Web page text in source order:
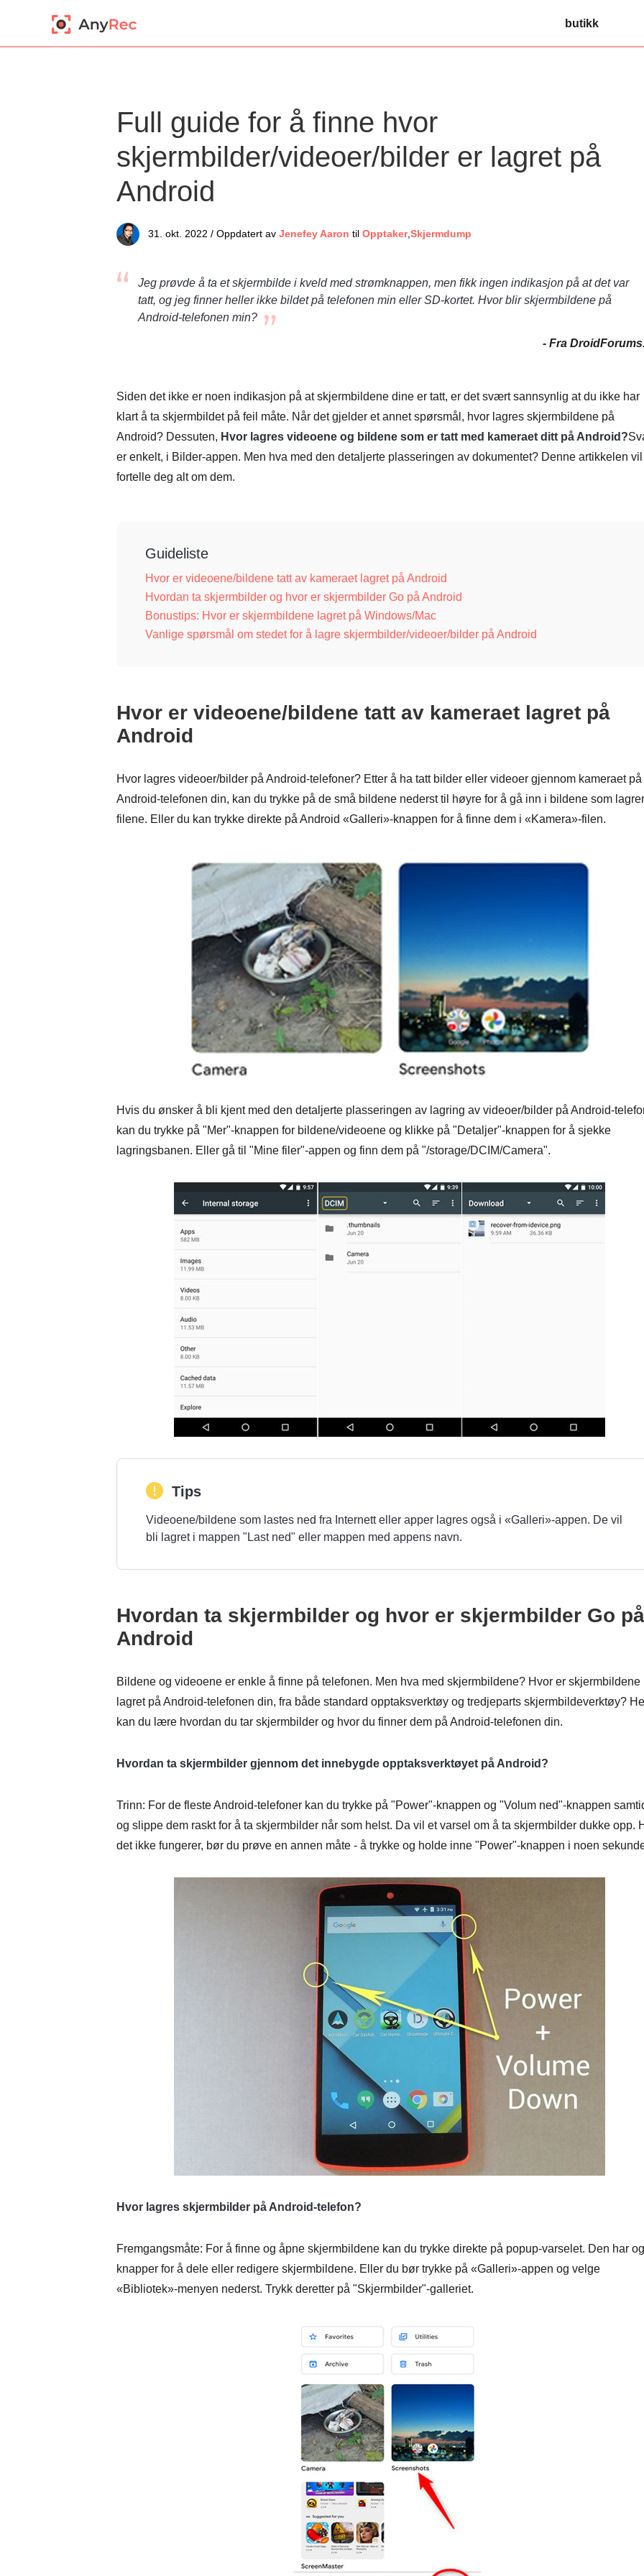
butikk
Full guide for å finne hvor
skjermbilder/videoer/bilder er lagret på
Android
31. okt. 2022 / Oppdatert av Jenefey Aaron til Opptaker,Skjermdump
Jeg prøvde å ta et skjermbilde i kveld med strømknappen, men fikk ingen indikasjon på at det var
tatt, og jeg finner heller ikke bildet på telefonen min eller SD-kortet. Hvor blir skjermbildene på
Android-telefonen min?
- Fra
Siden det ikke er noen indikasjon på at skjermbildene dine er tatt, er det svært sannsynlig at du ikke har
klart å ta skjermbildet på feil måte. Når det gjelder et annet spørsmål, hvor lagres skjermbildene på
Android? Dessuten, Hvor lagres videoene og bildene som er tatt med kameraet ditt på Android?
er enkelt, i Bilder-appen. Men hva med den detaljerte plasseringen av dokumentet? Denne artikkelen vil
fortelle deg alt om dem.
Guideliste
Hvor er videoene/bildene tatt av kameraet lagret på Android
Hvordan ta skjermbilder og hvor er skjermbilder Go på Android
Bonustips: Hvor er skjermbildene lagret på Windows/Mac
Vanlige spørsmål om stedet for å lagre skjermbilder/videoer/bilder på Android
Hvor er videoene/bildene tatt av kameraet lagret på
Android
Hvor lagres videoer/bilder på Android-telefoner? Etter å ha tatt bilder eller videoer gjennom kameraet på
Android-telefonen din, kan du trykke på de små bildene nederst til høyre for å gå inn i bildene som lagrer
filene. Eller du kan trykke direkte på Android «Galleri»-knappen for å finne dem i «Kamera»-filen.
Hvis du ønsker å bli kjent med den detaljerte plasseringen av lagring av videoer/bilder på Android-
kan du trykke på "Mer"-knappen for bildene/videoene og klikke på "Detaljer"-knappen for å sjekke
lagringsbanen. Eller gå til "Mine filer"-appen og finn dem på "/storage/DCIM/Camera".
Tips
Videoene/bildene som lastes ned fra Internett eller apper lagres også i «Galleri»-appen. De vil
bli lagret i mappen "Last ned" eller mappen med appens navn.
Hvordan ta skjermbilder og hvor er skjermbilder Go på
Android
Bildene og videoene er enkle å finne på telefonen. Men hva med skjermbildene? Hvor er skjermbildene
lagret på Android-telefonen din, fra både standard opptaksverktøy og tredjeparts skjermbildeverktøy?
kan du lære hvordan du tar skjermbilder og hvor du finner dem på Android-telefonen din.
Hvordan ta skjermbilder gjennom det innebygde opptaksverktøyet på Android?
Trinn: For de fleste Android-telefoner kan du trykke på "Power"-knappen og "Volum ned"-knappen
og slippe dem raskt for å ta skjermbilder når som helst. Da vil et varsel om å ta skjermbilder dukke opp.
det ikke fungerer, bør du prøve en annen måte - å trykke og holde inne "Power"-knappen i noen
Hvor lagres skjermbilder på Android-telefon?
Fremgangsmåte: For å finne og åpne skjermbildene kan du trykke direkte på popup-varselet. Den har
knapper for å dele eller redigere skjermbildene. Eller du bør trykke på «Galleri»-appen og velge
«Bibliotek»-menyen nederst. Trykk deretter på "Skjermbilder"-galleriet.